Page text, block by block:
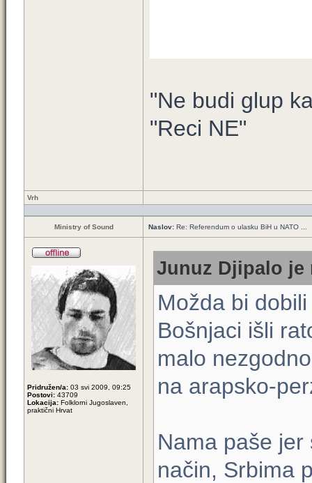
"Ne budi glup
"Reci NE"
Vrh
Ministry of Sound Naslov: Re: Referendum o ulasku BiH u NATO ...
Pridružen/a: 03 svi 2009, 09:25
Postovi: 43709
Lokacija: Folklorni Jugoslaven,
praktični Hrvat
Junuz Djipalo je
Možda bi
Bošnjaci išli
malo
na arapsko-
Nama paše
način, Srbima